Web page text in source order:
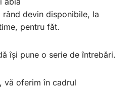
rând devin disponibile, la
pentru făt.
își pune o serie de întrebări.
vă oferim în cadrul